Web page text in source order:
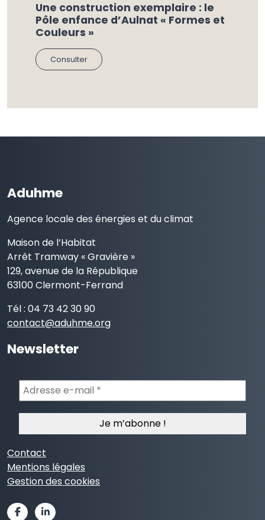
Une construction exemplaire : le
Pôle enfance d’Aulnat « Formes et
Couleurs »
Consulter
Aduhme
Agence locale des énergies et du climat
Maison de l’Habitat
Arrêt Tramway « Gravière »
129, avenue de la République
63100 Clermont-Ferrand
Tél : 04 73 42 30 90
contact@aduhme.org
Newsletter
Adresse
e-
mail
Contact
Mentions légales
Gestion des cookies